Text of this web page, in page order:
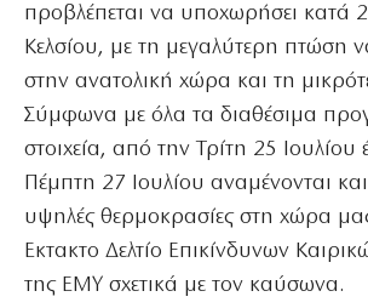
προβλέπεται να υποχωρήσει κατά
Κελσίου, με τη μεγαλύτερη πτώση
στην ανατολική χώρα και τη
Σύμφωνα με όλα τα διαθέσιμα
στοιχεία, από την Τρίτη 25 Ιουλίου
Πέμπτη 27 Ιουλίου αναμένονται
υψηλές θερμοκρασίες στη χώρα
Εκτακτο Δελτίο Επικίνδυνων
της ΕΜΥ σχετικά με τον καύσωνα.